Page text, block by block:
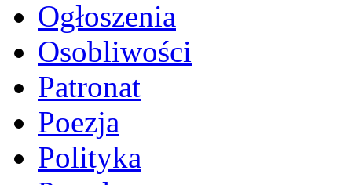
Ogłoszenia
Osobliwości
Patronat
Poezja
Polityka